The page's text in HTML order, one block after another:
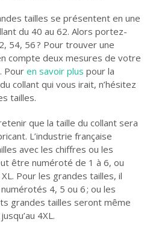
tailles se présentent en une
du 40 au 62. Alors portez-
54, 56 ? Pour trouver une
compte deux mesures de votre
Pour en savoir plus pour la
collant qui vous irait, n’hésitez
tailles.
que la taille du collant sera
L’industrie française
avec les chiffres ou les
être numéroté de 1 à 6, ou
Pour les grandes tailles, il
4, 5 ou 6 ; ou les
grandes tailles seront même
4XL.